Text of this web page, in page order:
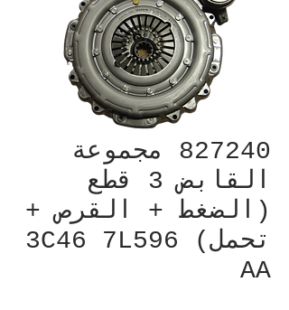
827240 مجموعة
القابض 3 قطع
(الضغط + القرص +
تحمل) 3C46 7L596
AA